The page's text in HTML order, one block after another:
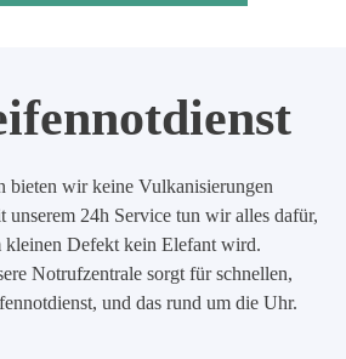
bieten wir keine Vulkanisierungen
24h Service tun wir alles dafür,
kleinen Defekt kein Elefant wird.
Notrufzentrale sorgt für schnellen,
und das rund um die Uhr.